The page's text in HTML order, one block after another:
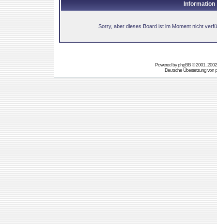
Information
Sorry, aber dieses Board ist im Moment nicht
Powered byphpBB© 2001,
Deutsche Übersetzung von